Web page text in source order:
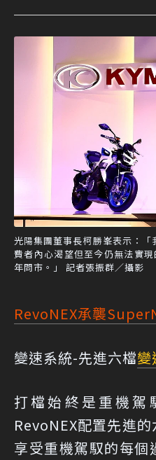
光陽集團董事長柯勝峯表示：
費者內心渴望但至今仍無法實
年問市。」 記者張振群／攝影
RevoNEX承襲
變速系統-先進六檔變
打檔始終是重機駕
RevoNEX配置先進
享受重機駕馭的每個